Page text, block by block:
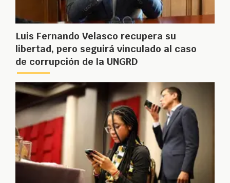
Luis Fernando Velasco recupera su
libertad, pero seguirá vinculado al caso
de corrupción de la UNGRD